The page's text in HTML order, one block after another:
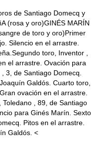
de Santiago Domecq y
(rosa y oro)GINÉS MARÍN
de toro y oro)Primer
Silencio en el arrastre.
toro, Inventor ,
el arrastre. Ovación para
3, de Santiago Domecq.
Galdós. Cuarto toro,
ovación en el arrastre.
, 89, de Santiago
para Ginés Marín. Sexto
Pitos en el arrastre.
Galdós. <